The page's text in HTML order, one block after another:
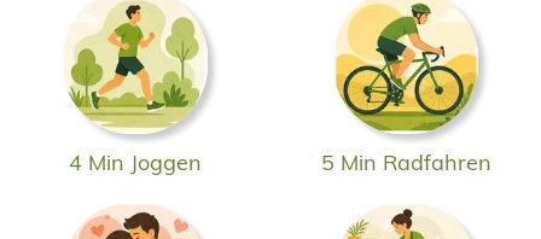
4 Min Joggen 5 Min Radfahren